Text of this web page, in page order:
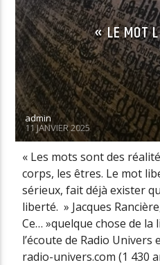
« LE MOT
admin
11 JANVIER 2025
« Les mots sont des
corps, les êtres. Le mot
sérieux, fait déjà exister
liberté. » Jacques
Ce… »quelque chose de
l’écoute de Radio Univers
radio-univers.com (1 430